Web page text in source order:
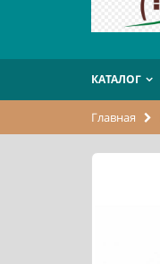
КАТАЛОГ
Главная